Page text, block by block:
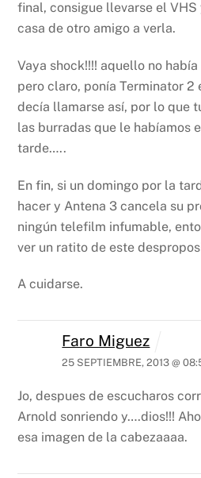
final, consigue llevarse el VHS
casa de otro amigo a verla.
Vaya shock!!!! aquello no
pero claro, ponía Terminator 2
decía llamarse así, por lo que
las burradas que le habíamos
tarde…..
En fin, si un domingo por la
hacer y Antena 3 cancela su
ningún telefilm infumable,
ver un ratito de este
A cuidarse.
Faro Miguez
25 SEPTIEMBRE, 2013 @
Jo, despues de escucharos
Arnold sonriendo y….dios!!!
esa imagen de la cabezaaaa.